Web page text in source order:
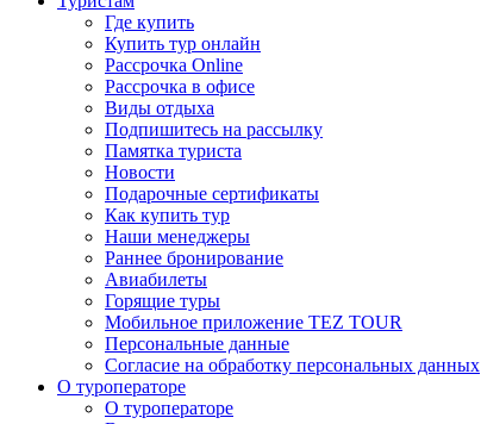
Где купить
Купить тур онлайн
Рассрочка Online
Рассрочка в офисе
Виды отдыха
Подпишитесь на рассылку
Памятка туриста
Новости
Подарочные сертификаты
Как купить тур
Наши менеджеры
Раннее бронирование
Авиабилеты
Горящие туры
Мобильное приложение TEZ TOUR
Персональные данные
Согласие на обработку персональных данных
О туроператоре
О туроператоре